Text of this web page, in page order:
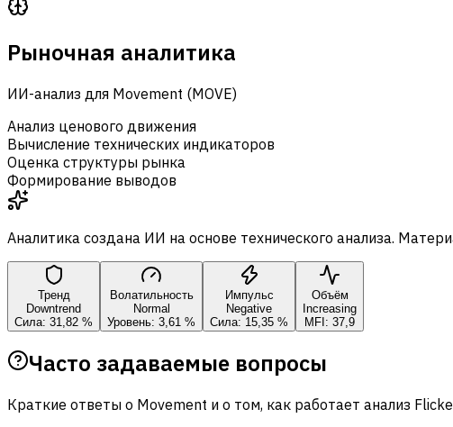
Рыночная аналитика
ИИ-анализ для Movement (MOVE)
Анализ ценового движения
Вычисление технических индикаторов
Оценка структуры рынка
Формирование выводов
Аналитика создана ИИ на основе технического анализа.
Тренд
Downtrend
Сила: 31,82 %
Волатильность
Normal
Уровень: 3,61 %
Импульс
Negative
Сила: 15,35 %
Объём
Increasing
MFI: 37,9
Часто задаваемые вопросы
Краткие ответы о Movement и о том, как работает анализ